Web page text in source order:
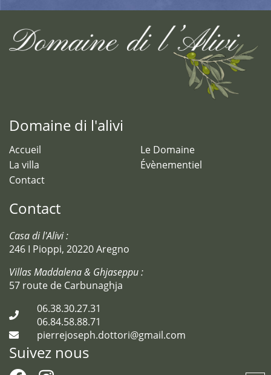
Domaine di l'alivi
Accueil
Le Domaine
La villa
Évènementiel
Contact
Contact
Casa di l'Alivi :
246 I Pioppi, 20220 Aregno
Villas Maddalena & Ghjaseppu :
57 route de Carbunaghja
06.38.30.27.31
06.84.58.88.71
pierrejoseph.dottori@gmail.com
Suivez nous